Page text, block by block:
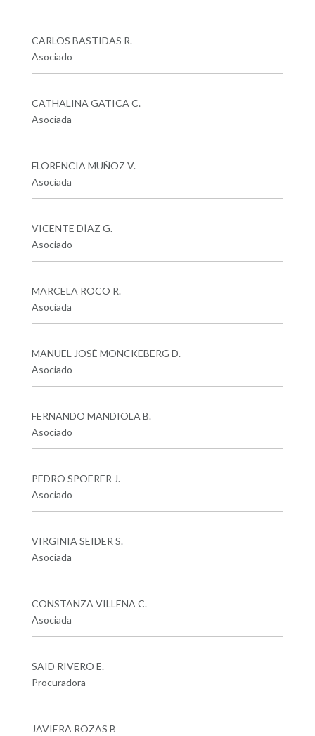
CARLOS BASTIDAS R.
Asociado
CATHALINA GATICA C.
Asociada
FLORENCIA MUÑOZ V.
Asociada
VICENTE DÍAZ G.
Asociado
MARCELA ROCO R.
Asociada
MANUEL JOSÉ MONCKEBERG D.
Asociado
FERNANDO MANDIOLA B.
Asociado
PEDRO SPOERER J.
Asociado
VIRGINIA SEIDER S.
Asociada
CONSTANZA VILLENA C.
Asociada
SAID RIVERO E.
Procuradora
JAVIERA ROZAS B